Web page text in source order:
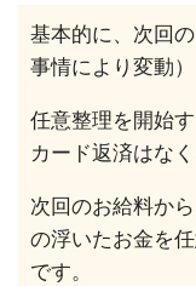
基本的に、次回
事情により変動）
任意整理を開始
カード返済はなく
次回のお給料か
の浮いたお金を
です。